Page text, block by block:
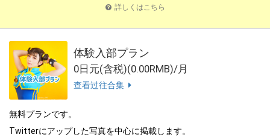
詳しくはこちら
体験入部プラン
0日元(含税)(0.00RMB)/月
查看过往合集
無料プランです。
Twitterにアップした写真を中心に掲載します。